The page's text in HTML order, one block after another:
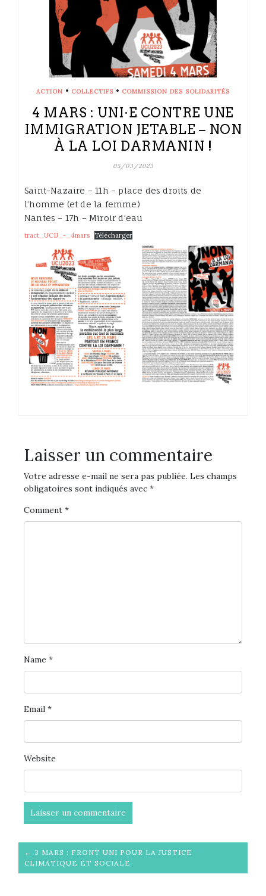
ACTION • COLLECTIFS • COMMISSION DES SOLIDARITÉS
4 MARS : UNI·E CONTRE UNE
IMMIGRATION JETABLE – NON
À LA LOI DARMANIN !
05/03/2023
Saint-Nazaire – 11h – place des droits de
l’homme (et de la femme)
Nantes – 17h – Miroir d’eau
tract_UCIJ_-_4mars Télécharger
Laisser un commentaire
Votre adresse e-mail ne sera pas publiée. Les champs
obligatoires sont indiqués avec *
Comment *
Name *
Email *
Website
← 3 MARS : FRONT UNI POUR LA JUSTICE
CLIMATIQUE ET SOCIALE